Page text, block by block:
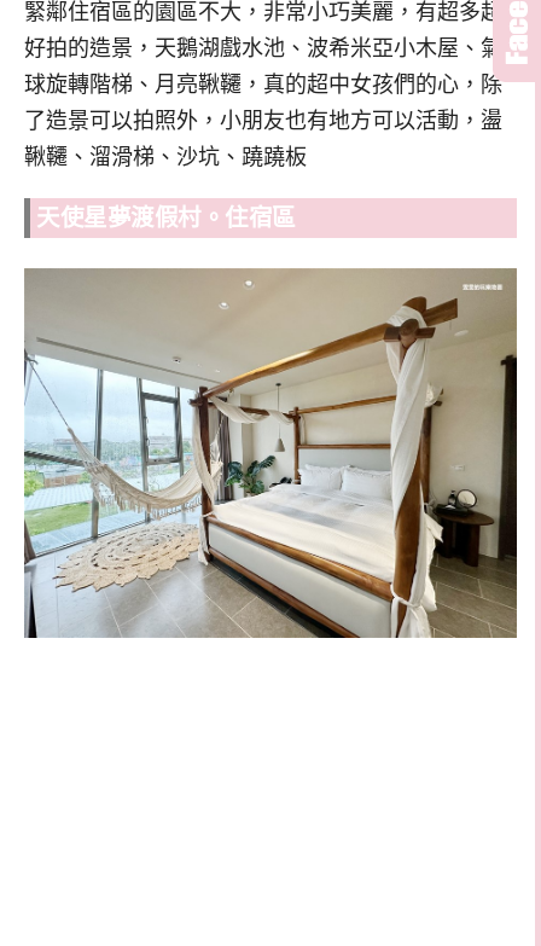
緊鄰住宿區的園區不大，非常小巧美麗，有超多超
好拍的造景，天鵝湖戲水池、波希米亞小木屋、氣
球旋轉階梯、月亮鞦韆，真的超中女孩們的心，除
了造景可以拍照外，小朋友也有地方可以活動，盪
鞦韆、溜滑梯、沙坑、蹺蹺板
天使星夢渡假村。住宿區